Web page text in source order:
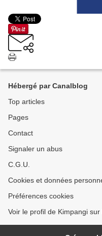
Hébergé par Canalblog
Top articles
Pages
Contact
Signaler un abus
C.G.U.
Cookies et données
Préférences cookies
Voir le profil de Kimpangi